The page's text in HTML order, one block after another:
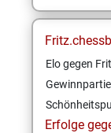
Elo gegen
Erfolge